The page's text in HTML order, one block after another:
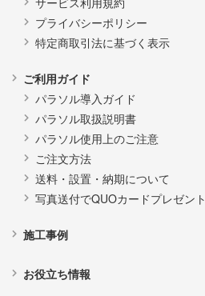
プライバシーポリシー
特定商取引法に基づく表示
ご利用ガイド
パラソル導入ガイド
パラソル取扱説明書
パラソル使用上のご注意
ご注文方法
送料・設置・納期について
写真送付でQUOカードプレゼント
施工事例
お役立ち情報